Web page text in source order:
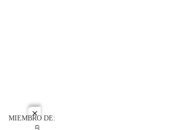
close
MIEMBRO DE: